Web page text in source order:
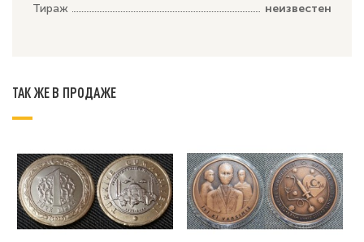
Тираж
неизвестен
ТАК ЖЕ В ПРОДАЖЕ